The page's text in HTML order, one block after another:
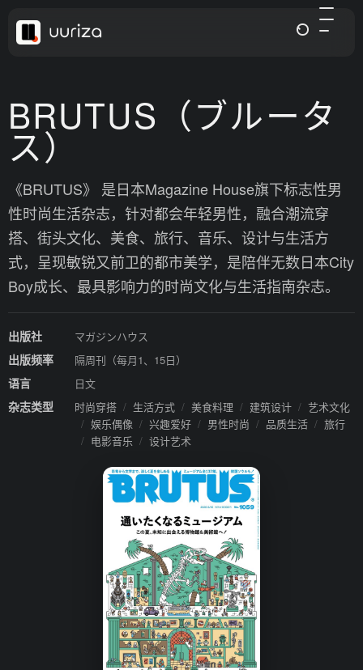
BRUTUS（ブルータ
ス）
《BRUTUS》 是日本Magazine House旗下标志性男
性时尚生活杂志，针对都会年轻男性，融合潮流穿
搭、街头文化、美食、旅行、音乐、设计与生活方
式，呈现敏锐又前卫的都市美学，是陪伴无数日本City
Boy成长、最具影响力的时尚文化与生活指南杂志。
出版社 マガジンハウス
出版频率 隔周刊（每月1、15日）
语言 日文
杂志类型 时尚穿搭 / 生活方式 / 美食料理 / 建筑设计 / 艺术文化
/ 娱乐偶像 / 兴趣爱好 / 男性时尚 / 品质生活 / 旅行
/ 电影音乐 / 设计艺术